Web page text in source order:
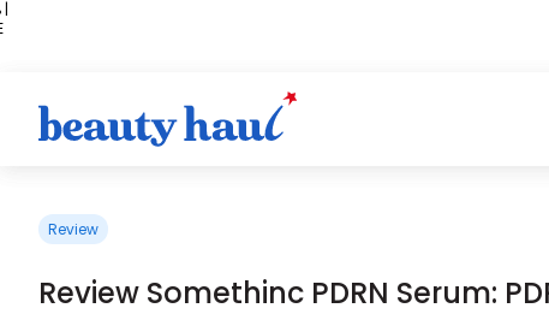
|
Review
Review Somethinc PDRN Serum: